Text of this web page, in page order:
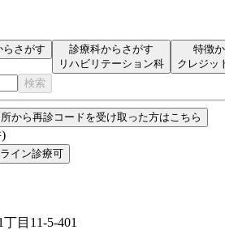
らさがす
診療科からさがす
リハビリテーション科
特徴
クレジッ
検索
から再診コードを受け取った方はこちら
イン診療可
目11-5-401